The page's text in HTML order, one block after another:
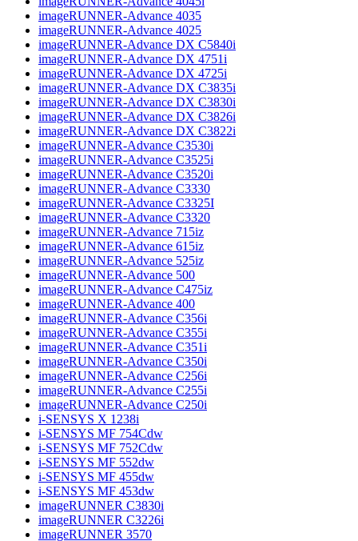
imageRUNNER-Advance 4035
imageRUNNER-Advance 4025
imageRUNNER-Advance DX C5840i
imageRUNNER-Advance DX 4751i
imageRUNNER-Advance DX 4725i
imageRUNNER-Advance DX C3835i
imageRUNNER-Advance DX C3830i
imageRUNNER-Advance DX C3826i
imageRUNNER-Advance DX C3822i
imageRUNNER-Advance C3530i
imageRUNNER-Advance C3525i
imageRUNNER-Advance C3520i
imageRUNNER-Advance C3330
imageRUNNER-Advance C3325I
imageRUNNER-Advance C3320
imageRUNNER-Advance 715iz
imageRUNNER-Advance 615iz
imageRUNNER-Advance 525iz
imageRUNNER-Advance 500
imageRUNNER-Advance C475iz
imageRUNNER-Advance 400
imageRUNNER-Advance C356i
imageRUNNER-Advance C355i
imageRUNNER-Advance C351i
imageRUNNER-Advance C350i
imageRUNNER-Advance C256i
imageRUNNER-Advance C255i
imageRUNNER-Advance C250i
i-SENSYS X 1238i
i-SENSYS MF 754Cdw
i-SENSYS MF 752Cdw
i-SENSYS MF 552dw
i-SENSYS MF 455dw
i-SENSYS MF 453dw
imageRUNNER C3830i
imageRUNNER C3226i
imageRUNNER 3570